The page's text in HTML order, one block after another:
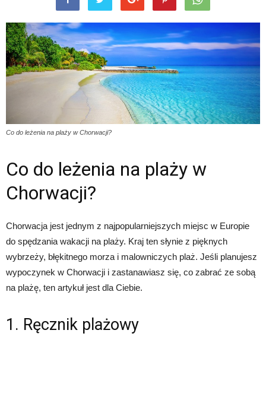
Co do leżenia na plaży w Chorwacji?
Co do leżenia na plaży w
Chorwacji?
Chorwacja jest jednym z najpopularniejszych miejsc w Europie
do spędzania wakacji na plaży. Kraj ten słynie z pięknych
wybrzeży, błękitnego morza i malowniczych plaż. Jeśli planujesz
wypoczynek w Chorwacji i zastanawiasz się, co zabrać ze sobą
na plażę, ten artykuł jest dla Ciebie.
1. Ręcznik plażowy